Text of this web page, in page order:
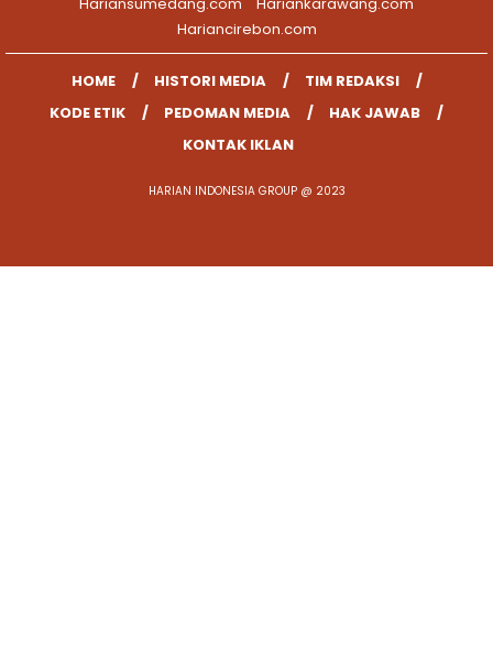
Hariancirebon.com
HOME HISTORI MEDIA
TIM REDAKSI
KODE ETIK
PEDOMAN MEDIA
HAK JAWAB
KONTAK IKLAN
HARIAN INDONESIA GROUP @ 2023